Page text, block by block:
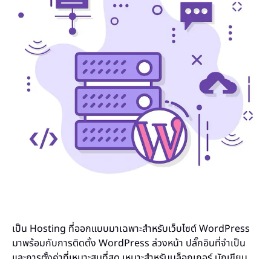
เป็น Hosting ที่ออกแบบมาเฉพาะสำหรับเว็บไซต์ WordPress
มาพร้อมกับการติดตั้ง WordPress ล่วงหน้า ปลั๊กอินที่จำเป็น